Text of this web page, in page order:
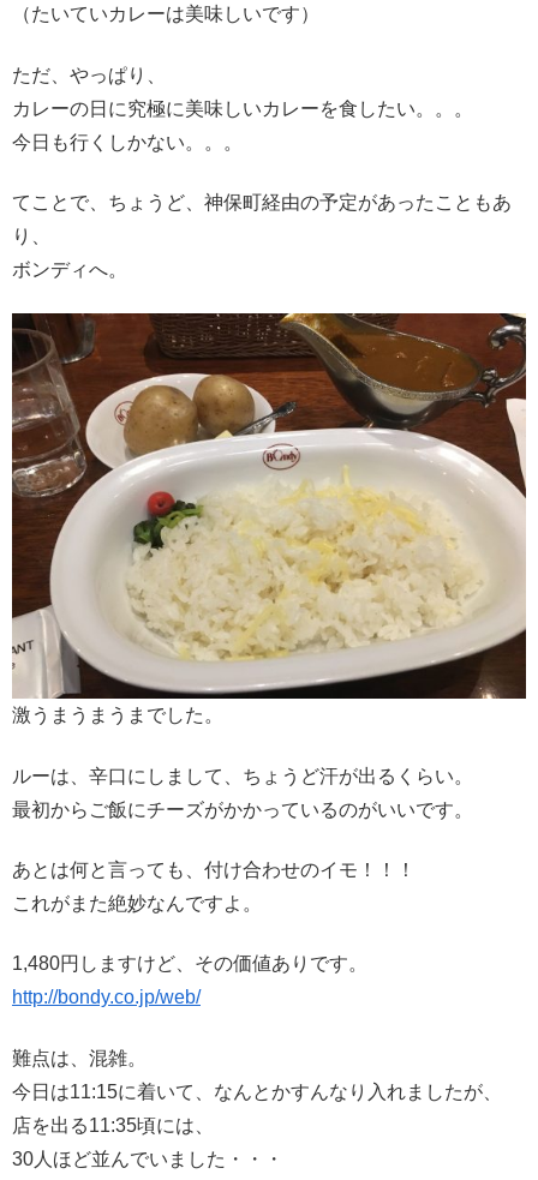
（たいていカレーは美味しいです）
ただ、やっぱり、
カレーの日に究極に美味しいカレーを食したい。。。
今日も行くしかない。。。
てことで、ちょうど、神保町経由の予定があったこともあ
り、
ボンディへ。
激うまうまうまでした。
ルーは、辛口にしまして、ちょうど汗が出るくらい。
最初からご飯にチーズがかかっているのがいいです。
あとは何と言っても、付け合わせのイモ！！！
これがまた絶妙なんですよ。
1,480円しますけど、その価値ありです。
http://bondy.co.jp/web/
難点は、混雑。
今日は11:15に着いて、なんとかすんなり入れましたが、
店を出る11:35頃には、
30人ほど並んでいました・・・